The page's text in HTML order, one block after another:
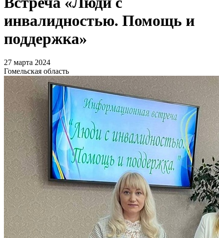
инвалидностью. Помощь и
поддержка»
27 марта 2024
Гомельская область